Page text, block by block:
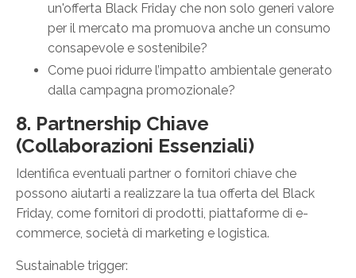
un'offerta Black Friday che non solo generi valore
per il mercato ma promuova anche un consumo
consapevole e sostenibile?
Come puoi ridurre l’impatto ambientale generato
dalla campagna promozionale?
8. Partnership Chiave
(Collaborazioni Essenziali)
Identifica eventuali partner o fornitori chiave che
possono aiutarti a realizzare la tua offerta del Black
Friday, come fornitori di prodotti, piattaforme di e-
commerce, società di marketing e logistica.
Sustainable trigger: